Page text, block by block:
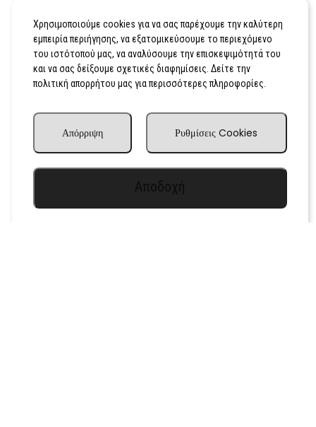
Χρησιμοποιούμε cookies για να σας παρέχουμε την καλύτερη
εμπειρία περιήγησης, να εξατομικεύσουμε το περιεχόμενο
του ιστότοπού μας, να αναλύσουμε την επισκεψιμότητά του
και να σας δείξουμε σχετικές διαφημίσεις. Δείτε την
πολιτική απορρήτου μας για περισσότερες πληροφορίες.
Ρυθμίσεις Cookies
Απόρριψη